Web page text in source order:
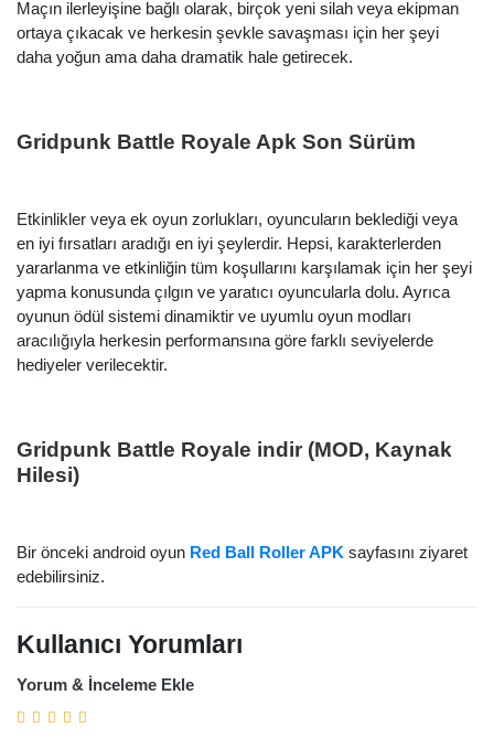
Maçın ilerleyişine bağlı olarak, birçok yeni silah veya ekipman
ortaya çıkacak ve herkesin şevkle savaşması için her şeyi
daha yoğun ama daha dramatik hale getirecek.
Gridpunk Battle Royale Apk Son Sürüm
Etkinlikler veya ek oyun zorlukları, oyuncuların beklediği veya
en iyi fırsatları aradığı en iyi şeylerdir. Hepsi, karakterlerden
yararlanma ve etkinliğin tüm koşullarını karşılamak için her şeyi
yapma konusunda çılgın ve yaratıcı oyuncularla dolu. Ayrıca
oyunun ödül sistemi dinamiktir ve uyumlu oyun modları
aracılığıyla herkesin performansına göre farklı seviyelerde
hediyeler verilecektir.
Gridpunk Battle Royale indir (MOD, Kaynak
Hilesi)
Bir önceki android oyun Red Ball Roller APK sayfasını ziyaret
edebilirsiniz.
Kullanıcı Yorumları
Yorum & İnceleme Ekle